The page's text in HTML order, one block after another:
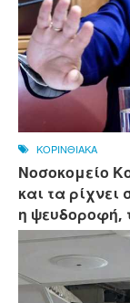
ΚΟΡΙΝΘΙΑΚΑ
Νοσοκομείο
και τα ρίχνει
η ψευδοροφή,